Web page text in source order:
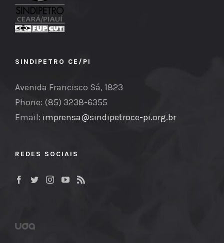
SINDIPETRO CE/PI
Avenida Francisco Sá, 1823
Phone: (85) 3238-6355
Email: imprensa@sindipetroce-pi.org.br
REDES SOCIAIS